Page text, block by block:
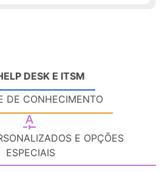
DESK E ITSM
DE CONHECIMENTO
E OPÇÕES
ESPECIAIS